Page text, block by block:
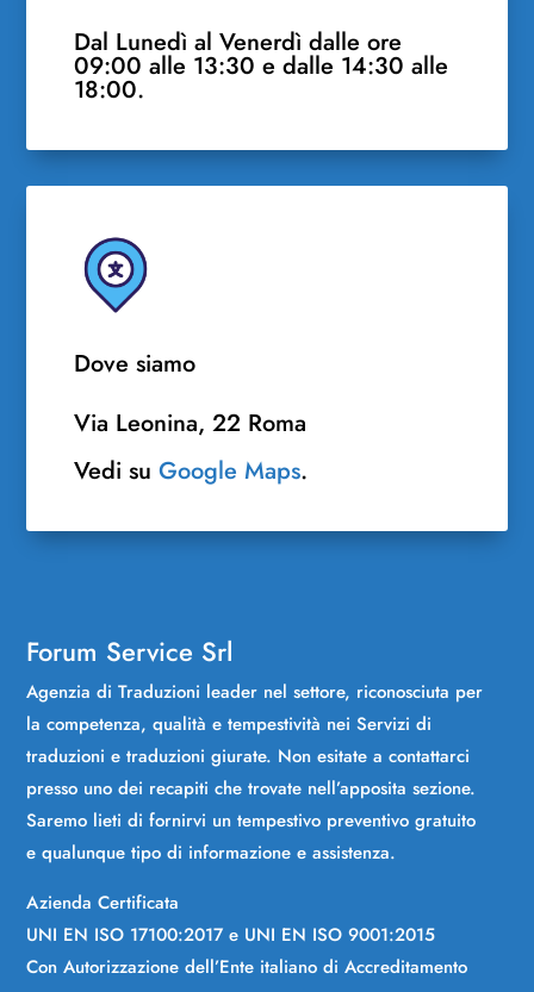
Dal Lunedì al Venerdì dalle ore
09:00 alle 13:30 e dalle 14:30 alle
18:00.
Dove siamo
Via Leonina, 22 Roma
Vedi suGoogle Maps.
Forum Service Srl
Agenzia di Traduzioni leader nel settore, riconosciuta per
la competenza, qualità e tempestività nei Servizi di
traduzioni e traduzioni giurate. Non esitate a contattarci
presso uno dei recapiti che trovate nell’apposita sezione.
Saremo lieti di fornirvi un tempestivo preventivo gratuito
e qualunque tipo di informazione e assistenza.
Azienda Certificata
UNI EN ISO 17100:2017 e UNI EN ISO 9001:2015
Con Autorizzazione dell’Ente italiano di Accreditamento